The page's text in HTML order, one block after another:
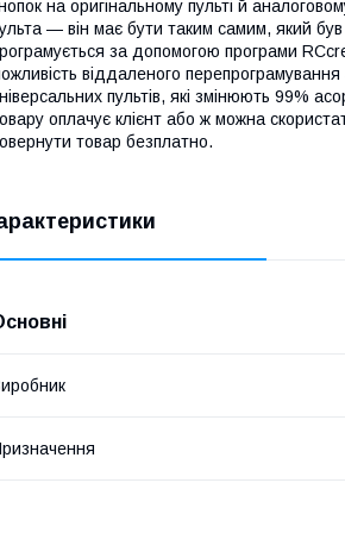
на оригінальному пульті й
— він має бути таким самим, який
за допомогою програми
віддаленого
пультів, які змінюють 99%
оплачує клієнт або ж можна
товар безплатно.